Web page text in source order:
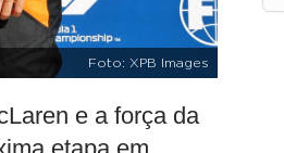
Foto: XPB Images
e a força da